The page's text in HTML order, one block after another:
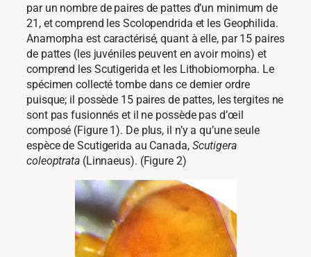
par un nombre de paires de pattes d’un minimum de
21, et comprend les Scolopendrida et les Geophilida.
Anamorpha est caractérisé, quant à elle, par 15 paires
de pattes (les juvéniles peuvent en avoir moins) et
comprend les Scutigerida et les Lithobiomorpha. Le
spécimen collecté tombe dans ce dernier ordre
puisque; il possède 15 paires de pattes, les tergites ne
sont pas fusionnés et il ne possède pas d’œil
composé (Figure 1). De plus, il n’y a qu’une seule
espèce de Scutigerida au Canada, Scutigera
coleoptrata(Linnaeus). (Figure 2)